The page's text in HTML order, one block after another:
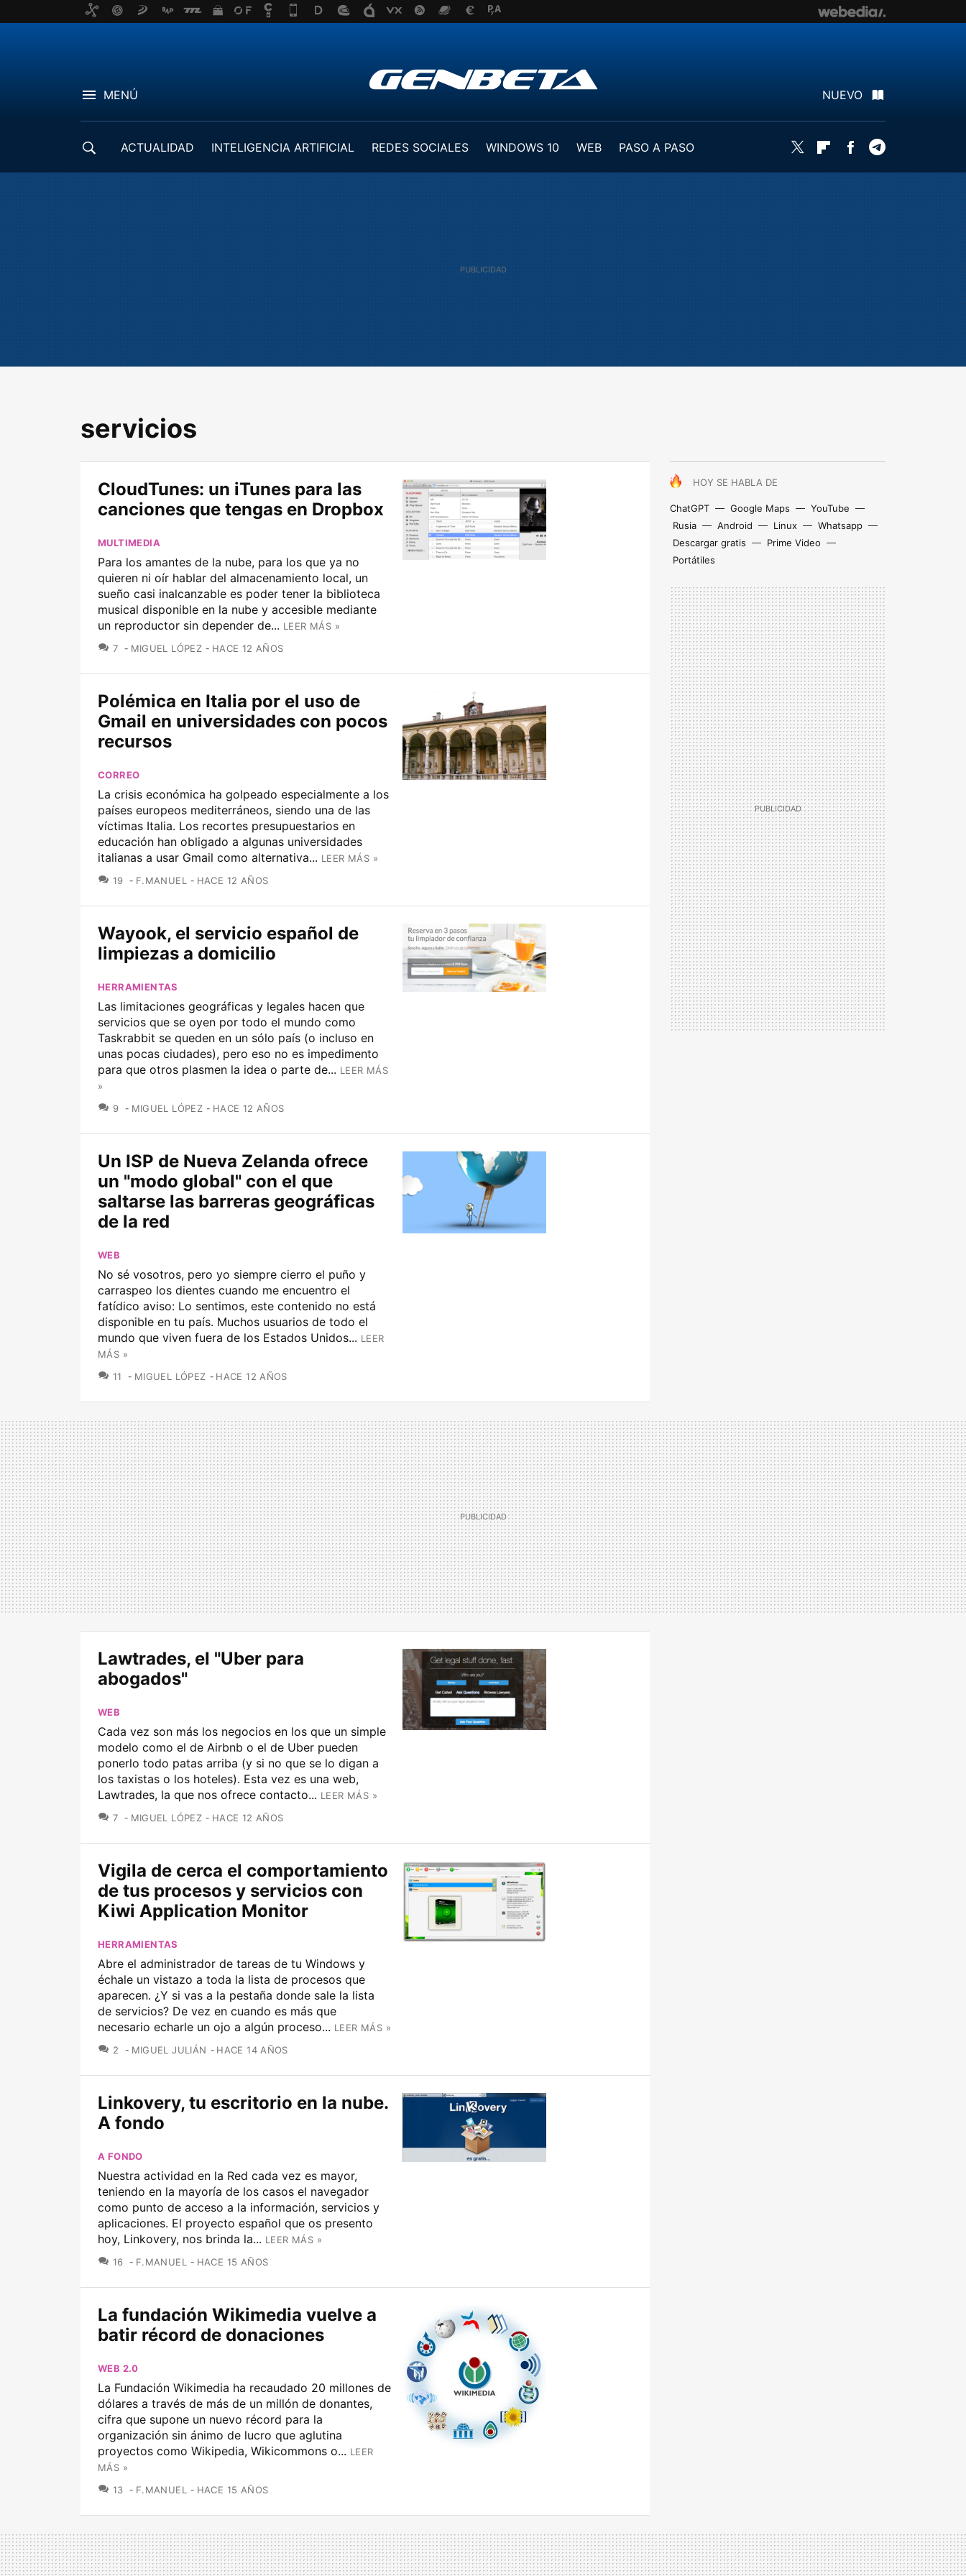
MENÚ NUEVO
ACTUALIDAD INTELIGENCIA ARTIFICIAL REDES SOCIALES WINDOWS 10 WEB
PASO A PASO
Twitter FlipboardFacebook
servicios
HOY SE HABLA DE
ChatGPT Google Maps
YouTube
Rusia
Android Linux
Whatsapp
Descargar gratis
Prime Video
Portátiles
CloudTunes: un iTunes para las
canciones que tengas en Dropbox
MULTIMEDIA
Para los amantes de la nube, para los que ya no
quieren ni oír hablar del almacenamiento local, un
sueño casi inalcanzable es poder tener la biblioteca
musical disponible en la nube y accesible mediante
un reproductor sin depender de... LEER MÁS »
7 COMENTARIOS
MIGUEL LÓPEZ HACE 12 AÑOS
Polémica en Italia por el uso de
Gmail en universidades con pocos
recursos
CORREO
La crisis económica ha golpeado especialmente a los
países europeos mediterráneos, siendo una de las
víctimas Italia. Los recortes presupuestarios en
educación han obligado a algunas universidades
italianas a usar Gmail como alternativa... LEER MÁS »
19 COMENTARIOS
F.MANUEL HACE 12 AÑOS
Wayook, el servicio español de
limpiezas a domicilio
HERRAMIENTAS
Las limitaciones geográficas y legales hacen que
servicios que se oyen por todo el mundo como
Taskrabbit se queden en un sólo país (o incluso en
unas pocas ciudades), pero eso no es impedimento
para que otros plasmen la idea o parte de... LEER MÁS
»
9 COMENTARIOS
MIGUEL LÓPEZ HACE 12 AÑOS
Un ISP de Nueva Zelanda ofrece
un "modo global" con el que
saltarse las barreras geográficas
de la red
WEB
No sé vosotros, pero yo siempre cierro el puño y
carraspeo los dientes cuando me encuentro el
fatídico aviso: Lo sentimos, este contenido no está
disponible en tu país. Muchos usuarios de todo el
mundo que viven fuera de los Estados Unidos... LEER
MÁS »
11
COMENTARIOS
MIGUEL LÓPEZ HACE 12 AÑOS
Lawtrades, el "Uber para
abogados"
WEB
Cada vez son más los negocios en los que un simple
modelo como el de Airbnb o el de Uber pueden
ponerlo todo patas arriba (y si no que se lo digan a
los taxistas o los hoteles). Esta vez es una web,
Lawtrades, la que nos ofrece contacto... LEER MÁS »
7 COMENTARIOS
MIGUEL LÓPEZ HACE 12 AÑOS
Vigila de cerca el comportamiento
de tus procesos y servicios con
Kiwi Application Monitor
HERRAMIENTAS
Abre el administrador de tareas de tu Windows y
échale un vistazo a toda la lista de procesos que
aparecen. ¿Y si vas a la pestaña donde sale la lista
de servicios? De vez en cuando es más que
necesario echarle un ojo a algún proceso... LEER MÁS »
2
COMENTARIOS
MIGUEL JULIÁN HACE 14 AÑOS
Linkovery, tu escritorio en la nube.
A fondo
A FONDO
Nuestra actividad en la Red cada vez es mayor,
teniendo en la mayoría de los casos el navegador
como punto de acceso a la información, servicios y
aplicaciones. El proyecto español que os presento
hoy, Linkovery, nos brinda la... LEER MÁS »
16 COMENTARIOS
F.MANUEL HACE 15 AÑOS
La fundación Wikimedia vuelve a
batir récord de donaciones
WEB 2.0
La Fundación Wikimedia ha recaudado 20 millones de
dólares a través de más de un millón de donantes,
cifra que supone un nuevo récord para la
organización sin ánimo de lucro que aglutina
proyectos como Wikipedia, Wikicommons o... LEER
MÁS »
13 COMENTARIOS
F.MANUEL HACE 15 AÑOS